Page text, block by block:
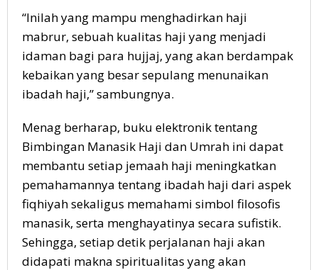
“Inilah yang mampu menghadirkan haji
mabrur, sebuah kualitas haji yang menjadi
idaman bagi para hujjaj, yang akan berdampak
kebaikan yang besar sepulang menunaikan
ibadah haji,” sambungnya.
Menag berharap, buku elektronik tentang
Bimbingan Manasik Haji dan Umrah ini dapat
membantu setiap jemaah haji meningkatkan
pemahamannya tentang ibadah haji dari aspek
fiqhiyah sekaligus memahami simbol filosofis
manasik, serta menghayatinya secara sufistik.
Sehingga, setiap detik perjalanan haji akan
didapati makna spiritualitas yang akan